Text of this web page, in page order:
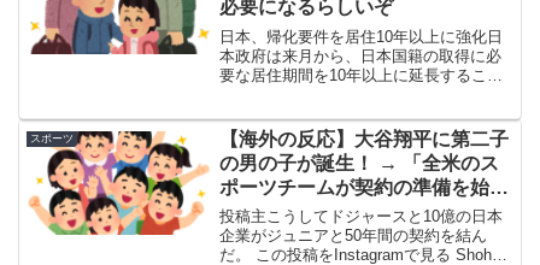
必要になるらしいぞ
日本、帰化要件を居住10年以上に強化日
本政府は来月から、日本国籍の取得に必
要な居住期間を10年以上に延長すること
し、日本国籍の付与には原則として少な
くとも10年間の国...
スポーツ
【海外の反応】大谷翔平に第二子
の男の子が誕生！ → 「全米のス
ポーツチームが契約の準備を始め
たぞ」「大谷は目標シートを実現
しすぎだ」
投稿主こうしてドジャースと10億の日本
企業がジュニアと50年間の契約を結ん
だ。 この投稿をInstagramで見る Shohei